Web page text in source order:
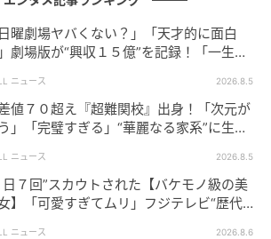
賞」を受賞したハードボイルド小説
で、史上最強のダークヒロイン・小
大正時代を舞台に、美しくも冷徹な
巻のアクションが評価され、「第47
賞」で優秀主演女優賞を受賞しまし
続ける「国民的スター」の今
日曜劇場ヤバくない？」「天才的に面白
劇場版が“興収１５億”を記録！「一生言
ニュース 2026.8.5
値７０超え『超難関校』出身！「次元が
」「完璧すぎる」“華麗なる家系”に生ま
ニュース 2026.8.5
日７回”スカウトされた【バケモノ級の美
】「可愛すぎてムリ」フジテレビ“歴代N
ニュース 2026.8.6